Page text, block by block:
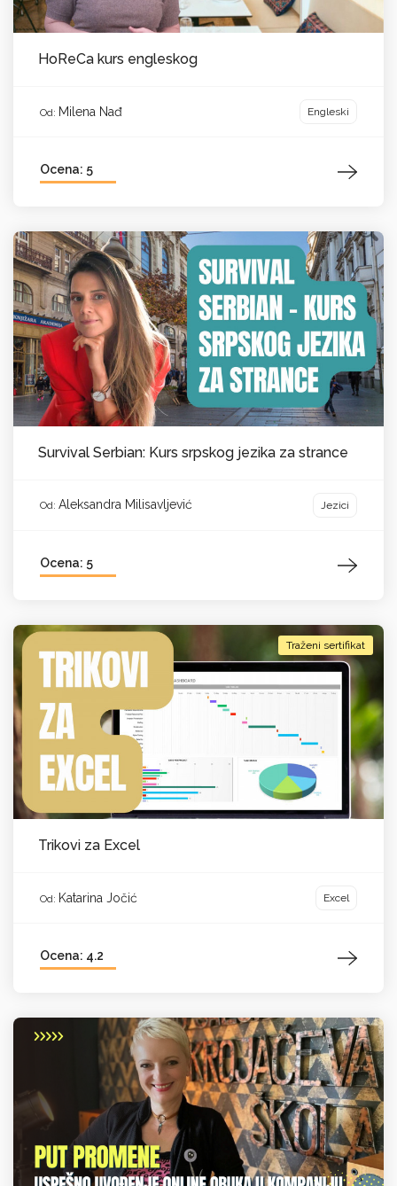
HoReCa kurs engleskog
Od: Milena Nađ Engleski
Ocena: 5
Survival Serbian: Kurs srpskog jezika za strance
Od: Aleksandra Milisavljević Jezici
Ocena: 5
Traženi sertifikat
Trikovi za Excel
Od: Katarina Jočić Excel
Ocena: 4.2